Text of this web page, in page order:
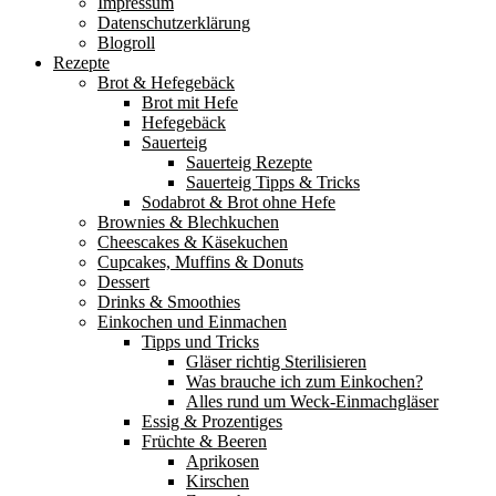
Datenschutzerklärung
Blogroll
Rezepte
Brot & Hefegebäck
Brot mit Hefe
Hefegebäck
Sauerteig
Sauerteig Rezepte
Sauerteig Tipps & Tricks
Sodabrot & Brot ohne Hefe
Brownies & Blechkuchen
Cheescakes & Käsekuchen
Cupcakes, Muffins & Donuts
Dessert
Drinks & Smoothies
Einkochen und Einmachen
Tipps und Tricks
Gläser richtig Sterilisieren
Was brauche ich zum Einkochen?
Alles rund um Weck-Einmachgläser
Essig & Prozentiges
Früchte & Beeren
Aprikosen
Kirschen